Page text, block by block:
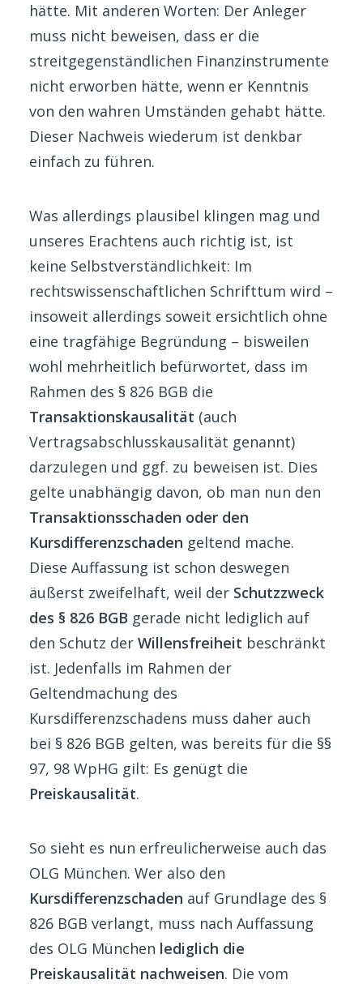
hätte. Mit anderen Worten: Der Anleger
muss nicht beweisen, dass er die
streitgegenständlichen Finanzinstrumente
nicht erworben hätte, wenn er Kenntnis
von den wahren Umständen gehabt hätte.
Dieser Nachweis wiederum ist denkbar
einfach zu führen.
Was allerdings plausibel klingen mag und
unseres Erachtens auch richtig ist, ist
keine Selbstverständlichkeit: Im
rechtswissenschaftlichen Schrifttum wird –
insoweit allerdings soweit ersichtlich ohne
eine tragfähige Begründung – bisweilen
wohl mehrheitlich befürwortet, dass im
Rahmen des § 826 BGB die
Transaktionskausalität (auch
Vertragsabschlusskausalität genannt)
darzulegen und ggf. zu beweisen ist. Dies
gelte unabhängig davon, ob man nun den
Transaktionsschaden oder den
Kursdifferenzschaden geltend mache.
Diese Auffassung ist schon deswegen
äußerst zweifelhaft, weil der Schutzzweck
des § 826 BGB gerade nicht lediglich auf
den Schutz der Willensfreiheit beschränkt
ist. Jedenfalls im Rahmen der
Geltendmachung des
Kursdifferenzschadens muss daher auch
bei § 826 BGB gelten, was bereits für die §§
97, 98 WpHG gilt: Es genügt die
Preiskausalität.
So sieht es nun erfreulicherweise auch das
OLG München. Wer also den
Kursdifferenzschaden auf Grundlage des §
826 BGB verlangt, muss nach Auffassung
des OLG München lediglich die
Preiskausalität nachweisen. Die vom